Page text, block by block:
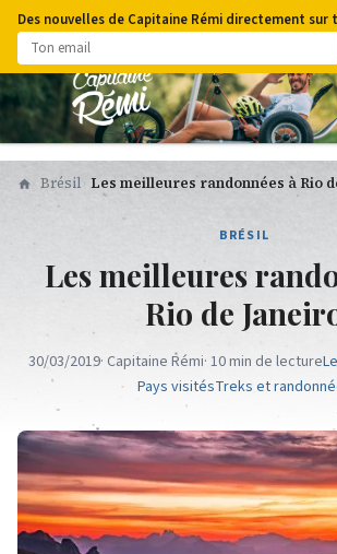
Des nouvelles de Capitaine Rémi directement sur
Brésil Les meilleures randonnées à Rio
BRÉSIL
Les meilleures
Rio de
30/03/2019· Capitaine Rémi· 10 min de lecture
Pays visitésTreks et